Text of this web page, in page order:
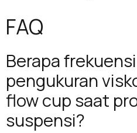
FAQ
Berapa
pengukuran
flow cup saat
suspensi?